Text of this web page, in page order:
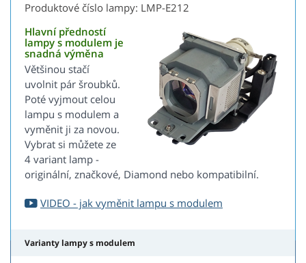
Produktové číslo lampy: LMP-E212
Hlavní předností
lampy s modulem je
snadná výměna
Většinou stačí
uvolnit pár šroubků.
Poté vyjmout celou
lampu s modulem a
vyměnit ji za novou.
Vybrat si můžete ze
4 variant lamp -
originální, značkové, Diamond nebo kompatibilní.
VIDEO - jak vyměnit lampu s modulem
Varianty lampy s modulem